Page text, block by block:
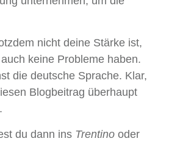
nicht deine Stärke ist,
keine Probleme haben.
die deutsche Sprache. Klar,
Blogbeitrag überhaupt
du dann ins Trentino oder